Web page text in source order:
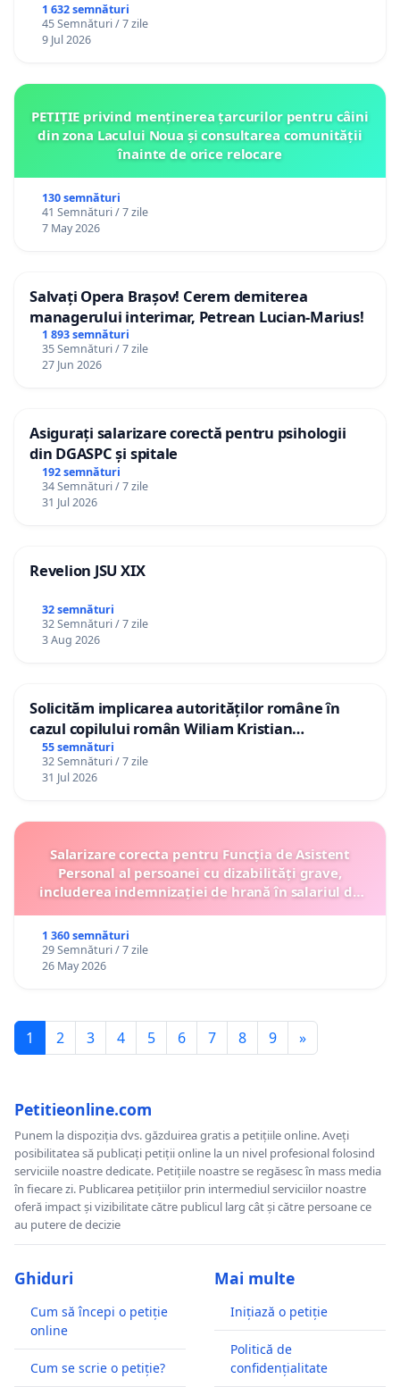
1 632 semnături
45 Semnături / 7 zile
9 Jul 2026
PETIȚIE privind menținerea țarcurilor pentru câini
din zona Lacului Noua și consultarea comunității
înainte de orice relocare
130 semnături
41 Semnături / 7 zile
7 May 2026
Salvați Opera Brașov! Cerem demiterea
managerului interimar, Petrean Lucian-Marius!
1 893 semnături
35 Semnături / 7 zile
27 Jun 2026
Asigurați salarizare corectă pentru psihologii
din DGASPC și spitale
192 semnături
34 Semnături / 7 zile
31 Jul 2026
Revelion JSU XIX
32 semnături
32 Semnături / 7 zile
3 Aug 2026
Solicităm implicarea autorităților române în
cazul copilului român Wiliam Kristian
Gheorghe, aflat în plasament în Danemarca de
12 ani
55 semnături
32 Semnături / 7 zile
31 Jul 2026
Salarizare corecta pentru Funcția de Asistent
Personal al persoanei cu dizabilități grave,
includerea indemnizației de hrană în salariul de
1 360 semnături
29 Semnături / 7 zile
26 May 2026
1 2 3 4 5 6 7 8 9 »
Petitieonline.com
Punem la dispoziția dvs. găzduirea gratis a petițiile online. Aveți
posibilitatea să publicați petiții online la un nivel profesional folosind
serviciile noastre dedicate. Petițiile noastre se regăsesc în mass media
în fiecare zi. Publicarea petițiilor prin intermediul serviciilor noastre
oferă impact și vizibilitate către publicul larg cât și către persoane ce
au putere de decizie
Ghiduri
Cum să începi o petiție
online
Cum se scrie o petiție?
Mai multe
Inițiază o petiție
Politică de
confidențialitate